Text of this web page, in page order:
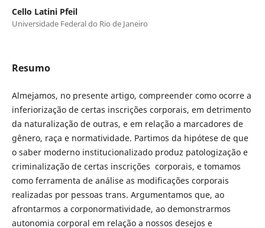
Cello Latini Pfeil
Universidade Federal do Rio de Janeiro
Resumo
Almejamos, no presente artigo, compreender como ocorre a
inferiorização de certas inscrições corporais, em detrimento
da naturalização de outras, e em relação a marcadores de
gênero, raça e normatividade. Partimos da hipótese de que
o saber moderno institucionalizado produz patologização e
criminalização de certas inscrições corporais, e tomamos
como ferramenta de análise as modificações corporais
realizadas por pessoas trans. Argumentamos que, ao
afrontarmos a corponormatividade, ao demonstrarmos
autonomia corporal em relação a nossos desejos e